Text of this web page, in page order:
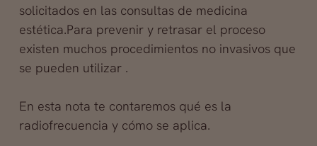
solicitados en las consultas de medicina
estética.Para prevenir y retrasar el proceso
existen muchos procedimientos no invasivos que
se pueden utilizar .
En esta nota te contaremos qué es la
radiofrecuencia y cómo se aplica.